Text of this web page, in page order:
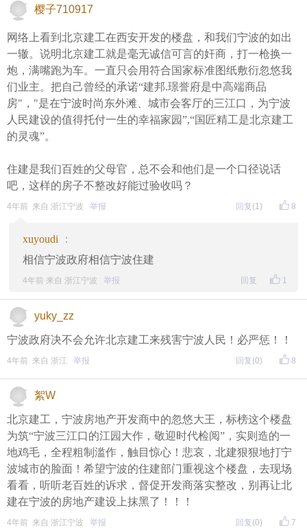
樱子710917
网络上看到北京建工在西安开发的楼盘，和我们宁波的如出
一辙。说明北京建工就是毫无诚信可言的奸商，打一枪换一
炮，满嘴跑为车。一直只会用符合国家标准图纸敷衍忽悠我
们业主。把自己曾经的承诺“建邦.璟誉府是中高端商品
房"，"是在宁波时尚东外滩、城市会客厅的三江口，为宁波
人民建设的值得托付一生的幸福家园”,“国匠精工是北京建工
的灵魂”。
住建是我们百姓的父母官，总不会和他们是一个口径说话
吧，这样的房子不整改好能过验收吗？
8
4年前 来自 浙江宁波 举报 回复 (1)
xuyoudi ：
相信宁波政府相信宁波住建
1
4年前 来自 浙江宁波 举报 回复
yuky_zz
宁波政府决不会允许北京建工来残害宁波人民！必严惩！！
8
4年前 来自 浙江 举报 回复 (0)
絮W
北京建工，宁波房地产开发商中的忽悠大王，标榜这个楼盘
为筑“宁波三江口的江园大作，敬迎时代检阅”，实则造的一
地鸡毛，全程粗制滥作，触目惊心！悲哀，北建狠狠地打宁
波城市的脸面！希望宁波的住建部门重视这个楼盘，去现场
看看，听听老百姓的诉求，督促开发商落实整改，别再让北
建在宁波的房地产建设上抹黑了！！！
7
4年前 来自 浙江宁波 举报 回复 (0)